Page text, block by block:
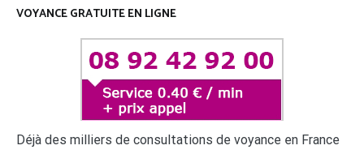
VOYANCE GRATUITE EN LIGNE
Déjà des milliers de consultations de voyance en France